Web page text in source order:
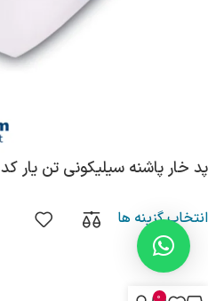
پد خار پاشنه سیلیکونی تن یار کد 7050
انتخاب گزینه ها
0